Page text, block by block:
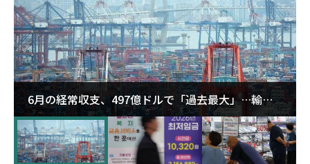
6月の経常収支、497億ドルで「過去最大」…輸出
が初の1000億ドル突破